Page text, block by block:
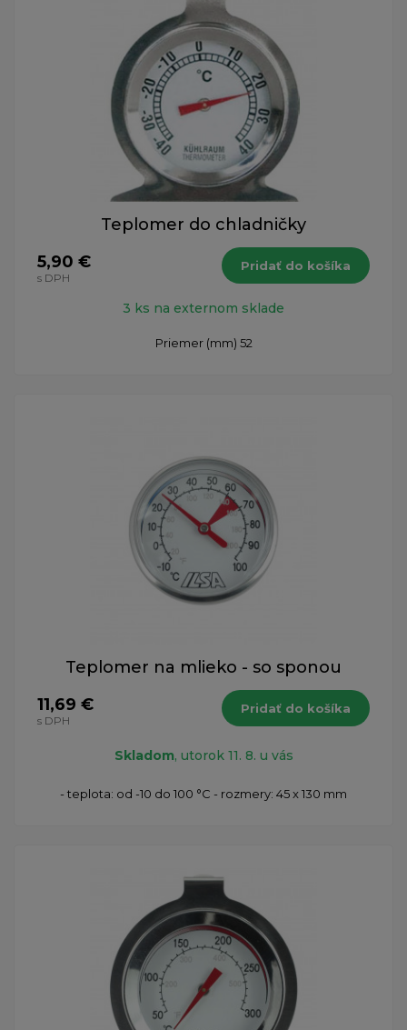
Teplomer do chladničky
5,90 €
s DPH
Pridať do košíka
3 ks na externom sklade
Priemer (mm) 52
Teplomer na mlieko - so sponou
11,69 €
s DPH
Pridať do košíka
Skladom, utorok 11. 8. u vás
- teplota: od -10 do 100 °C - rozmery: 45 x 130 mm